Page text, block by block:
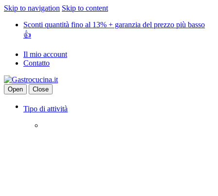
Skip to navigation Skip to content
Sconti quantità fino al 13% + garanzia del prezzo più basso
👍
Il mio account
Contatto
Open Close
Tipo di attività